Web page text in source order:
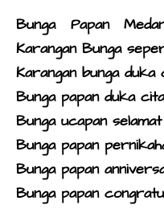
Bunga Papan
Karangan Bunga
Karangan bunga duka
Bunga papan duka cita
Bunga ucapan selamat
Bunga papan
Bunga papan
Bunga papan